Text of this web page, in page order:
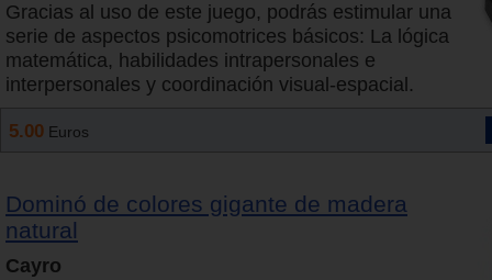
Gracias al uso de este juego, podrás estimular una
serie de aspectos psicomotrices básicos: La lógica
matemática, habilidades intrapersonales e
interpersonales y coordinación visual-espacial.
5.00 Euros
Dominó de colores gigante de madera
natural
Cayro